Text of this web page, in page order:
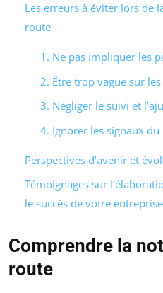
Les erreurs à éviter lors de
route
1. Ne pas impliquer les
2. Être trop vague sur
3. Négliger le suivi et
4. Ignorer les signaux du
Perspectives d’avenir et
Témoignages sur
le succès de votre entreprise
Comprendre la
route